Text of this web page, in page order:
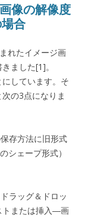
像の解像度
合
れたイメージ画
ました[1]。
しています。そ
の3点になりま
存方法に旧形式
シェープ形式）
ラッグ＆ドロッ
トまたは挿入―画